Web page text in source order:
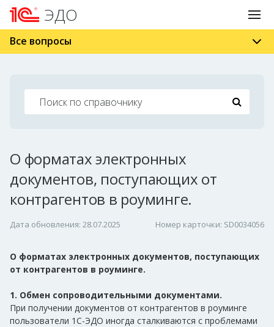
ЭДО
Все вопросы
О форматах электронных
документов, поступающих от
контрагентов в роуминге.
Дата обновления: 28.07.2025 Номер карточки: SD0034056
О форматах электронных документов, поступающих
от контрагентов в роуминге.
1. Обмен сопроводительными документами.
При получении документов от контрагентов в роуминге
пользователи 1С-ЭДО иногда сталкиваются с проблемами